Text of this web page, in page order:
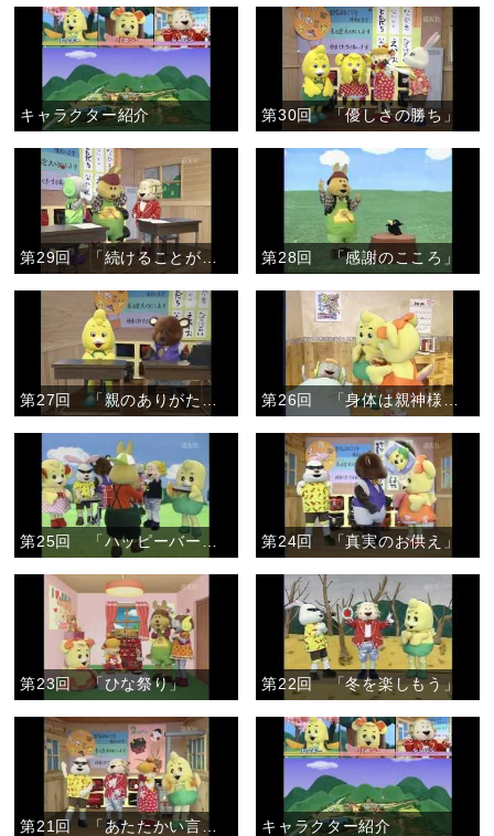
キャラクター紹介 第30回 「優しさの勝ち」
第29回 「続けることが大切」 第28回 「感謝のこころ」
第25回 「ハッピーバースデイ」 第24回 「真実のお供え」
第23回 「ひな祭り」 第22回 「冬を楽しもう」
キャラクター紹介